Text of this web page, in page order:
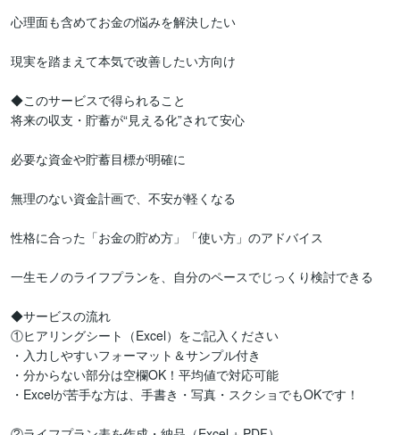
心理面も含めてお金の悩みを解決したい
現実を踏まえて本気で改善したい方向け
◆このサービスで得られること
将来の収支・貯蓄が“見える化”されて安心
必要な資金や貯蓄目標が明確に
無理のない資金計画で、不安が軽くなる
性格に合った「お金の貯め方」「使い方」のアドバイス
一生モノのライフプランを、自分のペースでじっくり検討できる
◆サービスの流れ
①ヒアリングシート（Excel）をご記入ください
・入力しやすいフォーマット＆サンプル付き
・分からない部分は空欄OK！平均値で対応可能
・Excelが苦手な方は、手書き・写真・スクショでもOKです！